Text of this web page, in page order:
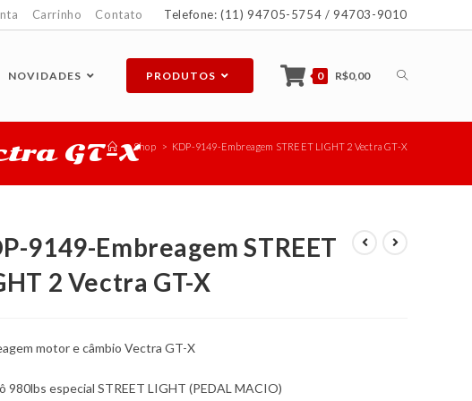
Carrinho Contato Telefone: (11) 94705-5754 / 94703-9010
NOVIDADES PRODUTOS 0 R$0,00
GT-X
> Shop > KDP-9149-Embreagem STREET LIGHT 2 Vectra GT-X
9149-Embreagem STREET
2 Vectra GT-X
motor e câmbio Vectra GT-X
980lbs especial STREET LIGHT (PEDAL MACIO)